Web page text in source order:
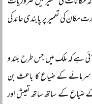
کی تعمیر پر پابندی عائد کی
ہے کہ ملک میں جس طرح بلند و
سرمائے کے ضیاع کا باعث بن
ضیاع کے ساتھ ساتھ تعیش اور